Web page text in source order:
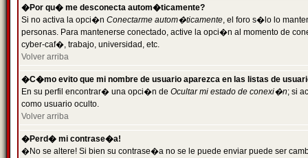
�Por qu� me desconecta autom�ticamente?
Si no activa la opci�n Conectarme autom�ticamente, el foro s�lo lo
personas. Para mantenerse conectado, active la opci�n al momento de
cyber-caf�, trabajo, universidad, etc.
Volver arriba
�C�mo evito que mi nombre de usuario aparezca en las listas de
En su perfil encontrar� una opci�n de Ocultar mi estado de conexi�n; si
como usuario oculto.
Volver arriba
�Perd� mi contrase�a!
�No se altere! Si bien su contrase�a no se le puede enviar puede ser